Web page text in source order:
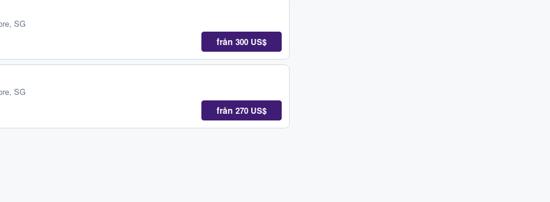
SG
från 300 US$
SG
från 270 US$